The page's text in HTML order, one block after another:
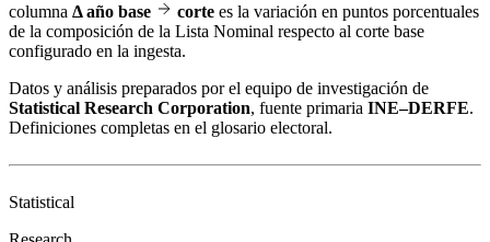
columna Δ año base corte es la variación en puntos porcentuales
de la composición de la Lista Nominal respecto al corte base
configurado en la ingesta.
Datos y análisis preparados por el equipo de investigación de
Statistical Research Corporation, fuente primaria INE–DERFE.
Definiciones completas en el glosario electoral.
Statistical